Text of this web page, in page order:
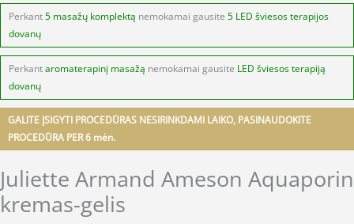
Perkant5 masažų komplektą nemokamai gausite 5 LED šviesos terapijos
dovanų
Perkantaromaterapinį masažą nemokamai gausite LED šviesos terapiją
dovanų
GALITE ĮSIGYTI PROCEDŪRAS NESIRINKDAMI LAIKO, PASINAUDOKITE
PROCEDŪRA PER 6 mėn.
Juliette Armand Ameson Aquaporin
kremas-gelis